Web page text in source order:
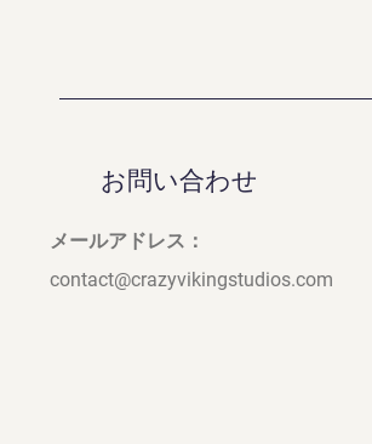
お問い合わせ
メールアドレス：
contact@crazyvikingstudios.com